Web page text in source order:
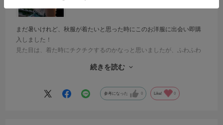
まだ暑いけれど、秋服が着たいと思った時にこのお洋服に出会い即購
入しました！
見た目は、着た時にチクチクするのかなっと思いましたが、ふわふわ
とても写真映えもするしオススメです。
続きを読む
参考になった 0 Like! 0